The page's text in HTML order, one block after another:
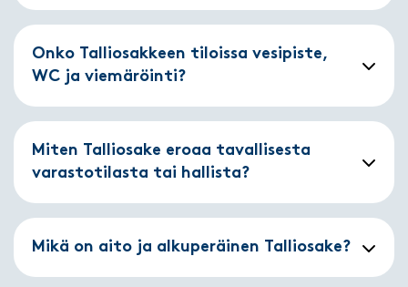
Onko Talliosakkeen tiloissa vesipiste,
WC ja viemäröinti?
Miten Talliosake eroaa tavallisesta
varastotilasta tai hallista?
Mikä on aito ja alkuperäinen Talliosake?